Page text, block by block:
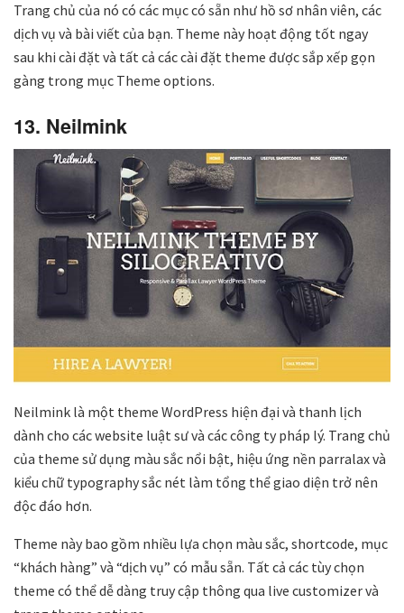
Trang chủ của nó có các mục có sẵn như hồ sơ nhân viên, các
dịch vụ và bài viết của bạn. Theme này hoạt động tốt ngay
sau khi cài đặt và tất cả các cài đặt theme được sắp xếp gọn
gàng trong mục Theme options.
13. Neilmink
Neilmink là một theme WordPress hiện đại và thanh lịch
dành cho các website luật sư và các công ty pháp lý. Trang chủ
của theme sử dụng màu sắc nổi bật, hiệu ứng nền parralax và
kiểu chữ typography sắc nét làm tổng thể giao diện trở nên
độc đáo hơn.
Theme này bao gồm nhiều lựa chọn màu sắc, shortcode, mục
“khách hàng” và “dịch vụ” có mẫu sẵn. Tất cả các tùy chọn
theme có thể dễ dàng truy cập thông qua live customizer và